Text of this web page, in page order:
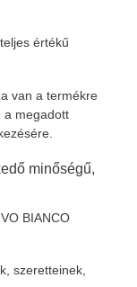
értékű
van a termékre
a megadott
minőségű,
BIANCO
szeretteinek,